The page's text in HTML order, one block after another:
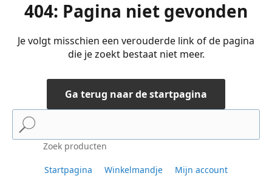
404: Pagina niet gevonden
Je volgt misschien een verouderde link of de pagina
die je zoekt bestaat niet meer.
Ga terug naar de startpagina
Zoek producten
Startpagina Winkelmandje Mijn account